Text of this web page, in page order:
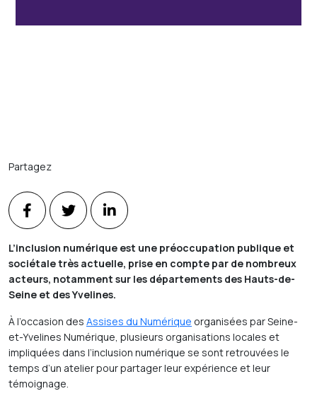
Partagez
L’inclusion numérique est une préoccupation publique et
sociétale très actuelle, prise en compte par de nombreux
acteurs, notamment sur les départements des Hauts-de-
Seine et des Yvelines.
À l’occasion des Assises du Numérique organisées par Seine-
et-Yvelines Numérique, plusieurs organisations locales et
impliquées dans l’inclusion numérique se sont retrouvées le
temps d’un atelier pour partager leur expérience et leur
témoignage.